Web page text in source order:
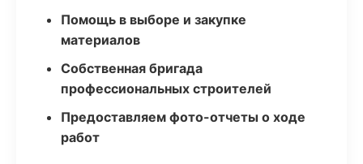
Помощь в выборе и закупке
материалов
Собственная бригада
профессиональных строителей
Предоставляем фото-отчеты о ходе
работ